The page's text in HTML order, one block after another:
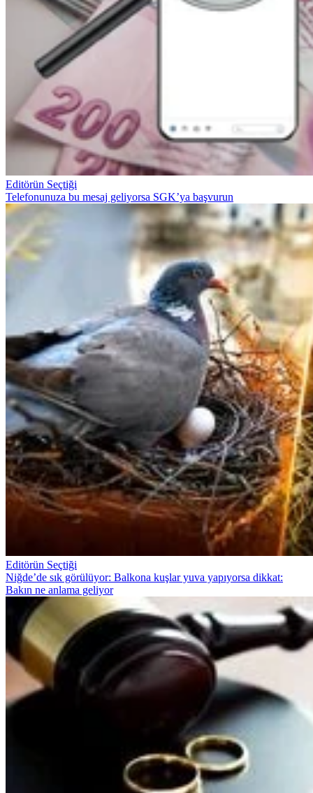
Editörün Seçtiği
Telefonunuza bu mesaj geliyorsa SGK’ya başvurun
Editörün Seçtiği
Niğde’de sık görülüyor: Balkona kuşlar yuva yapıyorsa dikkat:
Bakın ne anlama geliyor